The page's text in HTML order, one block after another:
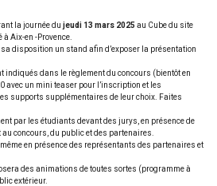
la journée du jeudi 13 mars 2025au Cube du site
Aix-en -Provence.
disposition un stand afin d’exposer la présentation
indiqués dans le règlement du concours (bientôt en
avec un mini teaser pour l’inscription et les
supports supplémentaires de leur choix. Faites
par les étudiants devant des jurys, en présence de
concours, du public et des partenaires.
en présence des représentants des partenaires et
des animations de toutes sortes (programme à
extérieur.